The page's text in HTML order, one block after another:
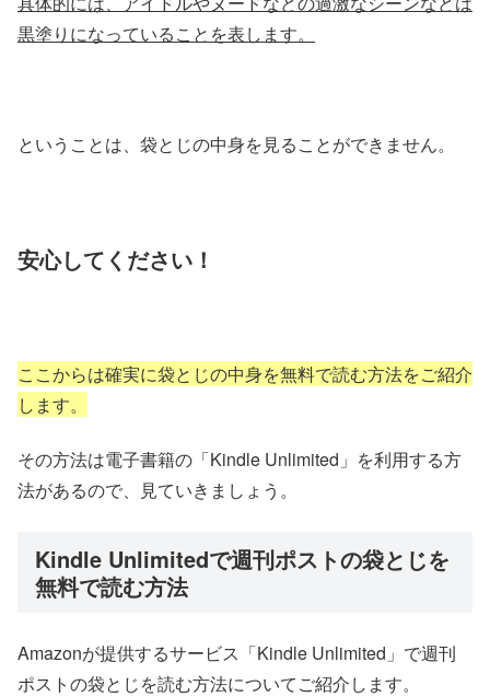
黒塗りになっていることを表します。
ということは、袋とじの中身を見ることができません。
安心してください！
ここからは確実に袋とじの中身を無料で読む方法をご紹介
します。
その方法は電子書籍の「Kindle Unlimited」を利用する方
法があるので、見ていきましょう。
Kindle Unlimitedで週刊ポストの袋とじを
無料で読む方法
Amazonが提供するサービス「Kindle Unlimited」で週刊
ポストの袋とじを読む方法についてご紹介します。